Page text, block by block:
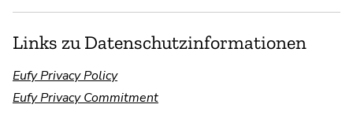
Links zu Datenschutzinformationen
Eufy Privacy Policy
Eufy Privacy Commitment